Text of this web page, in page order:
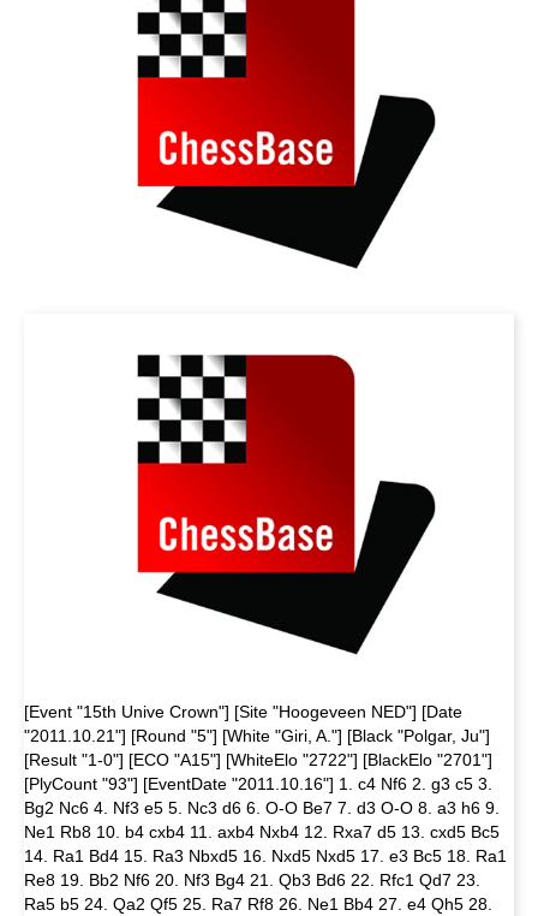
[Event "15th Unive Crown"] [Site "Hoogeveen NED"] [Date
"2011.10.21"] [Round "5"] [White "Giri, A."] [Black "Polgar, Ju"]
[Result "1-0"] [ECO "A15"] [WhiteElo "2722"] [BlackElo "2701"]
[PlyCount "93"] [EventDate "2011.10.16"] 1. c4 Nf6 2. g3 c5 3.
Bg2 Nc6 4. Nf3 e5 5. Nc3 d6 6. O-O Be7 7. d3 O-O 8. a3 h6 9.
Ne1 Rb8 10. b4 cxb4 11. axb4 Nxb4 12. Rxa7 d5 13. cxd5 Bc5
14. Ra1 Bd4 15. Ra3 Nbxd5 16. Nxd5 Nxd5 17. e3 Bc5 18. Ra1
Re8 19. Bb2 Nf6 20. Nf3 Bg4 21. Qb3 Bd6 22. Rfc1 Qd7 23.
Ra5 b5 24. Qa2 Qf5 25. Ra7 Rf8 26. Ne1 Bb4 27. e4 Qh5 28.